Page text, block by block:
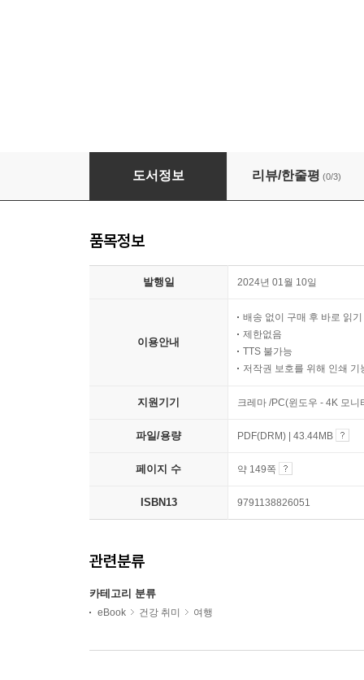
에코어스
도서정보 리뷰/한줄평 (0/3)
품목정보
발행일 2024년 01월 10일
이용안내
배송 없이 구매 후 바로 읽기
제한없음
TTS 불가능
저작권 보호를 위해 인쇄 기
지원기기 크레마 /PC(윈도우 - 4K 모
파일/용량 PDF(DRM) | 43.44MB
페이지 수 약 149쪽
ISBN13 9791138826051
관련분류
카테고리 분류
eBook 건강 취미 여행